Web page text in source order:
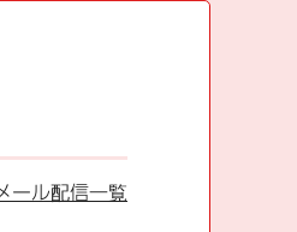
ール配信一覧